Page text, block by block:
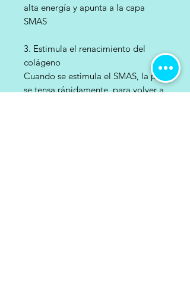
alta energía y apunta a la capa
SMAS
3. Estimula el renacimiento del
colágeno
Cuando se estimula el SMAS, la piel
se tensa rápidamente, para volver a